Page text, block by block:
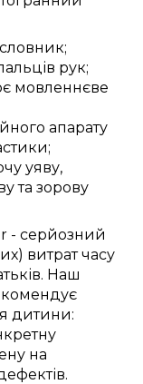
;
рук;
мовленнєве
апарату
уяву,
та зорову
- серйозний
витрат часу
Наш
дитини:
на
.